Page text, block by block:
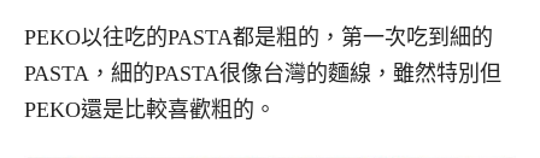
PEKO以往吃的PASTA都是粗的，第一次吃到細的
PASTA，細的PASTA很像台灣的麵線，雖然特別但
PEKO還是比較喜歡粗的。